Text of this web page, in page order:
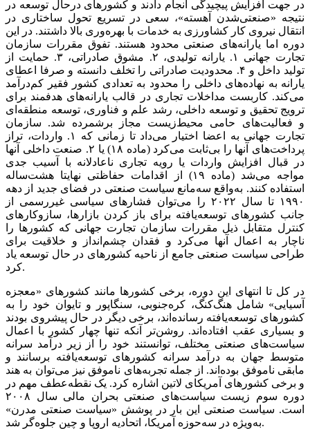
در جهت افزایش پیچیدگی انجام دادند و کشورهای درحال توسعه در
نتیجه «صنعتی‌‌‌شدن آهسته»، سعی در تسریع تحول ساختاری در
انتقال نیروی کار کشاورزی به خدمات با بهره‌‌‌وری بالا داشتند. در این
دوره اما یارانه‌‌‌های صنعتی محدود هستند. تفوق مقررات سازمان
تجارت جهانی ۱. یارانه تولیدی، ۲. مشوق صادراتی، ۳. حمایت از
تولید داخل و ۴. محدودیت صادراتی را تخلف دانسته و صرفا اعطای
یارانه به نهاده‌‌‌های داخلی را محدود به تعدادی کشور فقیر کم‌‌‌درآمد
می‌کند. کاربست مداخلات تجاری در قالب یارانه‌‌‌های هدفمند برای
ترویج تحقیق و توسعه داخلی، رشد علم و فناوری، توسعه منطقه‌‌‌ای
و فعالیت‌های حامی محیط‌زیست مجاز برشمرده شد. سازمان
تجارت جهانی به اعضا اختیار می‌‌‌داد تا زمانی که ۱. واردات، تراز
پرداخت‌های آنها را بی‌‌‌ثابت می‌کرد (ماده ۱۸) یا ۲. صنعت داخلی آنها
در قبال افزایش واردات یا رویه تجاری ناعادلانه با آسیب جدی
مواجه می‌شد (ماده ۱۹) از اقدامات حفاظتی نهایتا هشت‌ساله
استفاده کنند. به‌‌‌واقع سه‌مانع سیاست صنعتی در فضای جدید از دهه
۱۹۹۰ تا سال ۲۰۲۲ را می‌‌‌توان فشارهای سیاسی غیررسمی از
جانب کشورهای توسعه‌یافته برای باز کردن بازارها، سازوکارهای
کنترل متقابل ذیل مقررات سازمان تجارت جهانی که کشورها را
ناچار به اعمال آنها می‌‌‌کرد و فقدان چشم‌‌‌انداز و خلاقیت برای
طراحی سیاست صنعتی جامع از ناحیه کشورهای در حال توسعه یاد
کرد.
در کل تا انتهای این دوره، برخی کشورها مانند کشورهای «معجزه
آسیایی» شامل هنگ‌‌‌کنگ، کره‌‌‌جنوبی، سنگاپور و تایوان خود را به
کشورهای توسعه‌‌‌یافته رسانده‌‌‌اند، برخی دیگر در حال پیشروی بودند
و بسیاری عقب افتاده‌‌‌اند. روشن‌‌‌تر آنکه تنها چهار کشور با اعمال
سیاست‌های صنعتی مختلف، توانستند خود را از زیر درآمد سرانه
متوسط جهان به درآمد سرانه کشورهای توسعه‌یافته برسانند و
مابقی ناموفق بوده‌‌‌اند. از جمله تجربه‌‌‌های ناموفق نیز می‌‌‌توان به هند
و برخی کشورهای آمریکای لاتین اشاره کرد. یک نقطه‌عطف مهم در
دوره سوم زیست سیاست‌های صنعتی بحران مالی سال ۲۰۰۸
است. سیاست صنعتی این بار در پوشش «سیاست صنعتی مدرن»
به‌ویژه در سه‌حوزه آمریکا، اتحادیه اروپا و چین جلوه‌‌‌گر شد.